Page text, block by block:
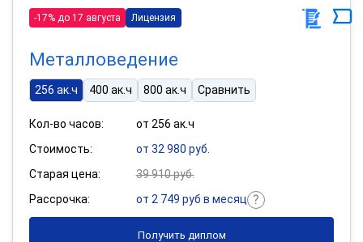
-17% до 17 августа Лицензия
Металловедение
256 ак.ч 400 ак.ч 800 ак.ч Сравнить
Кол-во часов:
от 256 ак.ч
Стоимость:
от 32 980 руб.
Старая цена:
39 910 руб.
Рассрочка:
от 2 749 руб в месяц
Получить диплом